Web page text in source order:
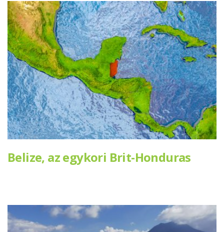
Belize, az egykori Brit-Honduras